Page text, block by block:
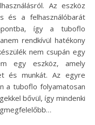
Az eszköz
és a felhasználóbarát
így a tuboflo
rendkívül hatékony
nem csupán egy
egy eszköz, amely
és munkát. Az egyre
a tuboflo folyamatosan
bővül, így mindenki